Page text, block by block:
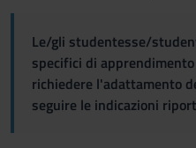
Le/gli studentesse/
specifici di
richiedere l'adattamento
seguire le indicazioni